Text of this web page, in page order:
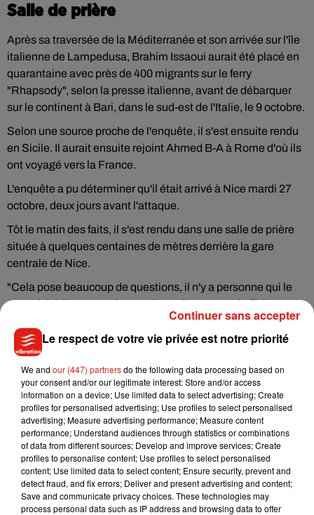
Salle de prière
Après sa traversée de la Méditerranée et son arrivée sur l'île
italienne de Lampedusa, Brahim Issaoui aurait été placé en
quarantaine avec près de 400 migrants sur le ferry
"Rhapsody", selon la presse italienne, avant de débarquer
sur le continent à Bari, dans le sud-est de l'Italie, le 9 octobre.
Selon une source proche de l'enquête, il s'est ensuite rendu
en Sicile. Il aurait ensuite rejoint Ahmed B-A à Rome d'où ils
ont voyagé vers la France.
L'enquête a pu déterminer qu'il était arrivé à Nice mardi 27
octobre, deux jours avant l'attaque.
Tôt le matin des faits, il s'est rendu dans une salle de prière
située à quelques centaines de mètres derrière la gare
centrale de Nice.
"Cela pose beaucoup de questions, il n'y a personne qui le
connaît ici, il ne connaît pas Nice et il n'y a pas d'affiche
signalant la salle de prière, seulement les horaires
d'ouverture sur un panneau d'affichage au portail", a indiqué
l'imam d'origine tchétchène Ramzam Magamadov,
confirmant avoir été interrogé par la police comme le
rapportent les quotidiensNice-MatinetLe Parisien.
Premier "surpris" et "très choqué", M. Magamadov a répondu
aux questions des enquêteurs pendant une petite heure
vendredi.
La salle de prière, fermée depuis le reconfinement, a ouvert
aux environs de 6h00 le matin de l'attaque. "Ca dure un quart
d'heure-vingt minutes et après on ferme, en majorité ce sont
Le respect de votre vie privée est notre priorité
We and our (447) partnersdo the following data processing based on
your consent and/or our legitimate interest: Store and/or access
information on a device; Use limited data to select advertising; Create
profiles for personalised advertising; Use profiles to select personalised
advertising; Measure advertising performance; Measure content
performance; Understand audiences through statistics or combinations
of data from different sources; Develop and improve services; Create
profiles to personalise content; Use profiles to select personalised
content; Use limited data to select content; Ensure security, prevent and
detect fraud, and fix errors; Deliver and present advertising and content;
Save and communicate privacy choices. These technologies may
process personal data such as IP address and browsing data to offer
Continuer sans accepter